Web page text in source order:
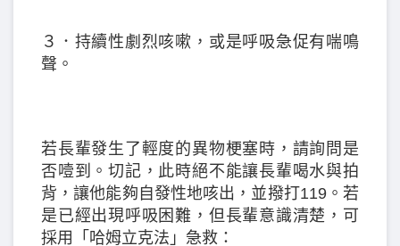
３．持續性劇烈咳嗽，或是呼吸急促有喘鳴
聲。
若長輩發生了輕度的異物梗塞時，請詢問是
否噎到。切記，此時絕不能讓長輩喝水與拍
背，讓他能夠自發性地咳出，並撥打119。若
是已經出現呼吸困難，但長輩意識清楚，可
採用「哈姆立克法」急救：